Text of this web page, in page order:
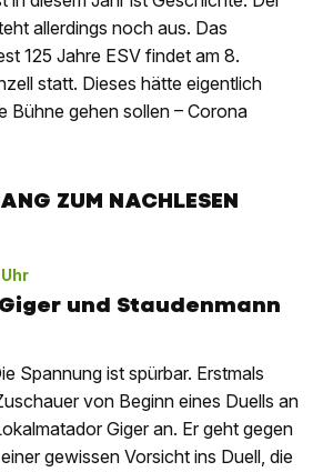
allerdings noch aus. Das
125 Jahre ESV findet am 8.
statt. Dieses hätte eigentlich
Bühne gehen sollen – Corona
ZUM NACHLESEN
und Staudenmann
Spannung ist spürbar. Erstmals
von Beginn eines Duells an
Giger an. Er geht gegen
gewissen Vorsicht ins Duell, die